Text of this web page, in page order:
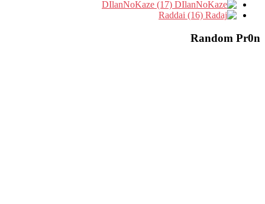
Random Pr0n